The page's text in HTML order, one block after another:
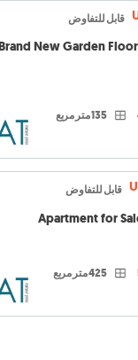
قابل للتفاوض
New Garden
135 متر مربع
قابل للتفاوض
Apartment for
425 متر مربع